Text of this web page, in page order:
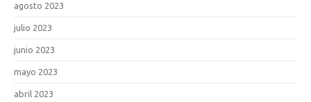
agosto 2023
julio 2023
junio 2023
mayo 2023
abril 2023